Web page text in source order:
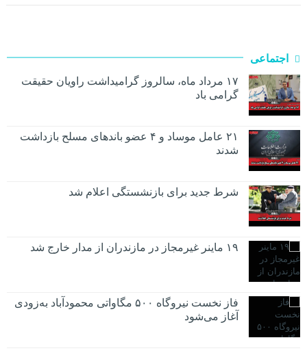
اجتماعی
۱۷ مرداد ماه، سالروز گرامیداشت راویان حقیقت
گرامی باد
۲۱ عامل موساد و ۴ عضو باند‌های مسلح بازداشت
شدند
شرط جدید برای بازنشستگی اعلام شد
۱۹ ماینر غیرمجاز در مازندران از مدار خارج شد
فاز نخست نیروگاه ۵۰۰ مگاواتی محمودآباد به‌زودی
آغاز می‌شود